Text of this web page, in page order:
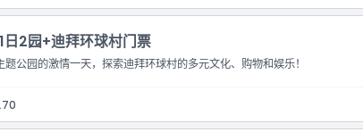
2园+迪拜环球村门票
公园的激情一天，探索迪拜环球村的多元文化、购物和娱乐！